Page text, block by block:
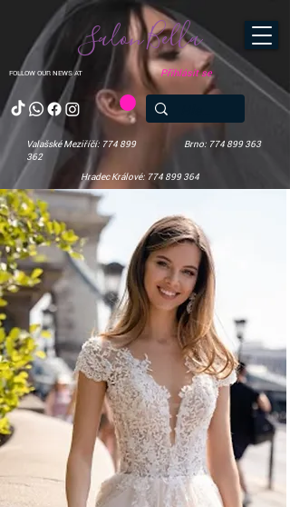
FOLLOW OUR NEWS AT
Salon Bella
Valašské Meziříčí: 774 899
362
Brno: 774 899 363
Hradec Králové: 774 899 364
Přihlásit se